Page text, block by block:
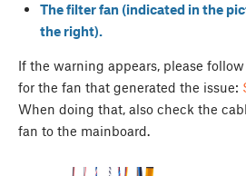
The filter fan (indicated in the
the right).
If the warning appears, please
for the fan that generated the issue:
When doing that, also check the
fan to the mainboard.